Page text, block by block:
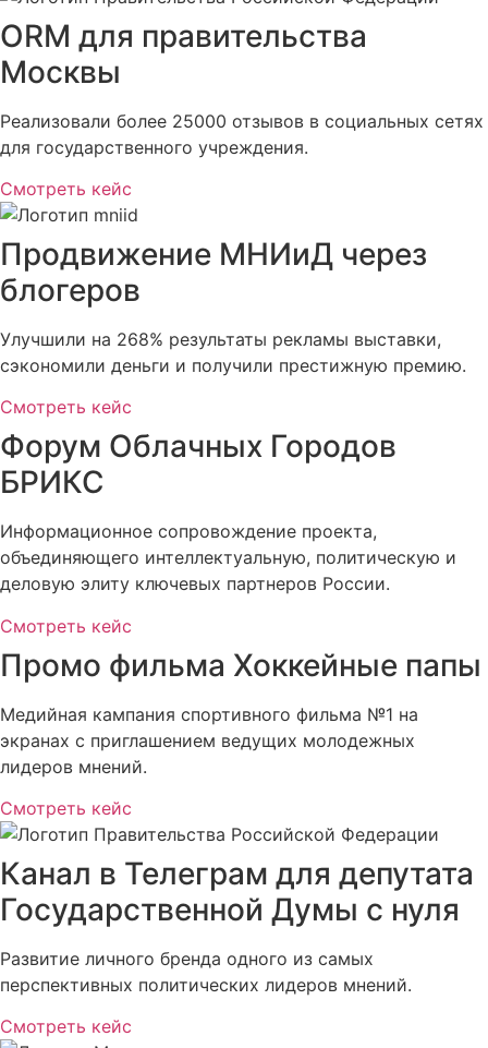
ORM для правительства
Москвы
Реализовали более 25000 отзывов в социальных сетях
для государственного учреждения.
Смотреть кейс
Продвижение МНИиД через
блогеров
Улучшили на 268% результаты рекламы выставки,
сэкономили деньги и получили престижную премию.
Смотреть кейс
Форум Облачных Городов
БРИКС
Информационное сопровождение проекта,
объединяющего интеллектуальную, политическую и
деловую элиту ключевых партнеров России.
Смотреть кейс
Промо фильма Хоккейные папы
Медийная кампания спортивного фильма №1 на
экранах с приглашением ведущих молодежных
лидеров мнений.
Смотреть кейс
Канал в Телеграм для депутата
Государственной Думы с нуля
Развитие личного бренда одного из самых
перспективных политических лидеров мнений.
Смотреть кейс